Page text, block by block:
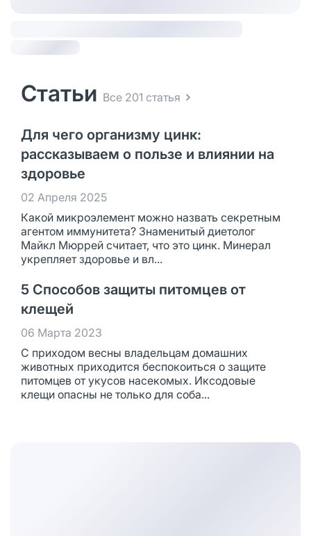
Статьи Все 201 статья
Для чего организму цинк:
рассказываем о пользе и влиянии на
здоровье
02 Апреля 2025
Какой микроэлемент можно назвать секретным
агентом иммунитета? Знаменитый диетолог
Майкл Мюррей считает, что это цинк. Минерал
укрепляет здоровье и вл...
5 Способов защиты питомцев от
клещей
06 Марта 2023
С приходом весны владельцам домашних
животных приходится беспокоиться о защите
питомцев от укусов насекомых. Иксодовые
клещи опасны не только для соба...